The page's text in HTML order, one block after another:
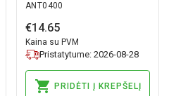
ANT0400
€14.65
Kaina su PVM
Pristatytume: 2026-08-28
PRIDĖTI Į KREPŠELĮ